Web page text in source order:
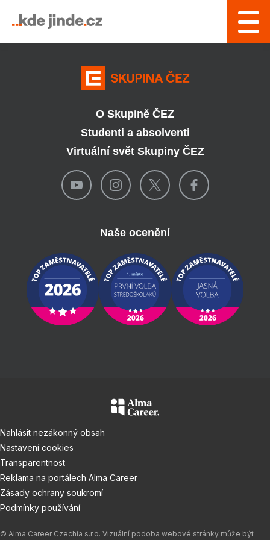
O Skupině ČEZ
Studenti a absolventi
Virtuální svět Skupiny ČEZ
Naše ocenění
Nahlásit nezákonný obsah
Nastavení cookies
Transparentnost
Reklama na portálech Alma Career
Zásady ochrany soukromí
Podmínky používání
© Alma Career Czechia s.r.o. Vizuální podoba webové stránky může být